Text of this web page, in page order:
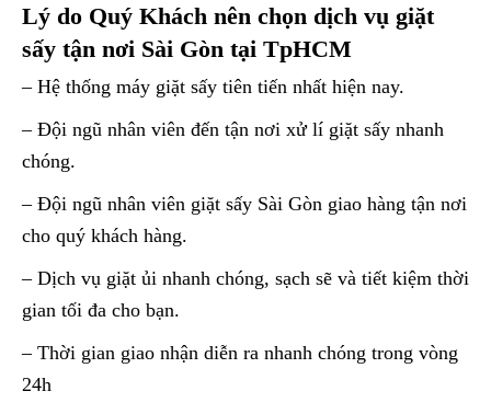
Lý do Quý Khách nên chọn dịch vụ giặt
sấy tận nơi Sài Gòn tại TpHCM
– Hệ thống máy giặt sấy tiên tiến nhất hiện nay.
– Đội ngũ nhân viên đến tận nơi xử lí giặt sấy nhanh
chóng.
– Đội ngũ nhân viên giặt sấy Sài Gòn giao hàng tận nơi
cho quý khách hàng.
– Dịch vụ giặt ủi nhanh chóng, sạch sẽ và tiết kiệm thời
gian tối đa cho bạn.
– Thời gian giao nhận diễn ra nhanh chóng trong vòng
24h